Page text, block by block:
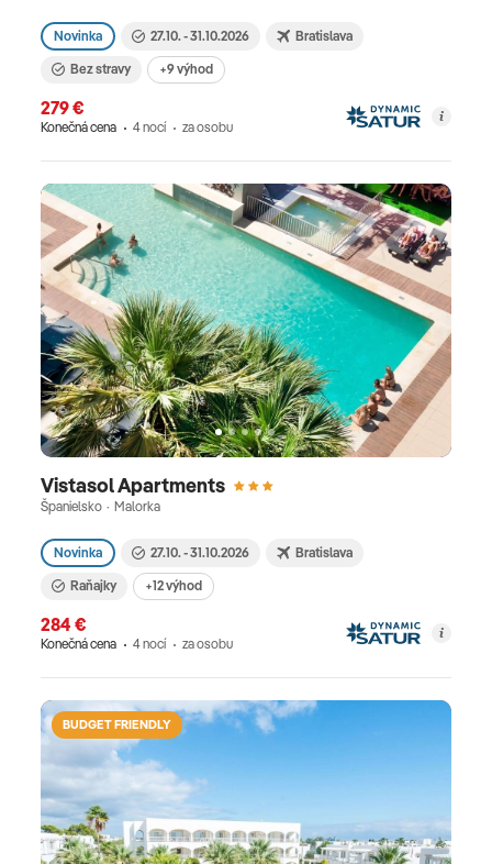
Novinka 27.10. - 31.10.2026 Bratislava
Bez stravy +9 výhod
279 €
Konečná cena 4 nocí za osobu
Vistasol Apartments
Španielsko · Malorka
Novinka 27.10. - 31.10.2026 Bratislava
Raňajky +12 výhod
284 €
Konečná cena 4 nocí za osobu
BUDGET FRIENDLY